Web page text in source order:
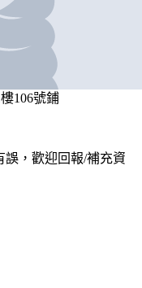
106號鋪
誤，歡迎回報/補充資